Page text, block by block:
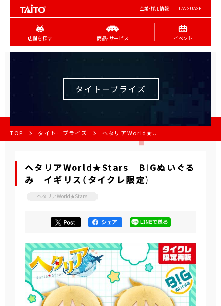
企業･採用情報 LANGUAGE
店舗を探す 商品･サービス イベント
タイトープライズ
TOP タイトープライズ ヘタリアWorld★...
ヘタリアWorld★Stars BIGぬいぐる
み イギリス（タイクレ限定）
ヘタリアWorld★Stars